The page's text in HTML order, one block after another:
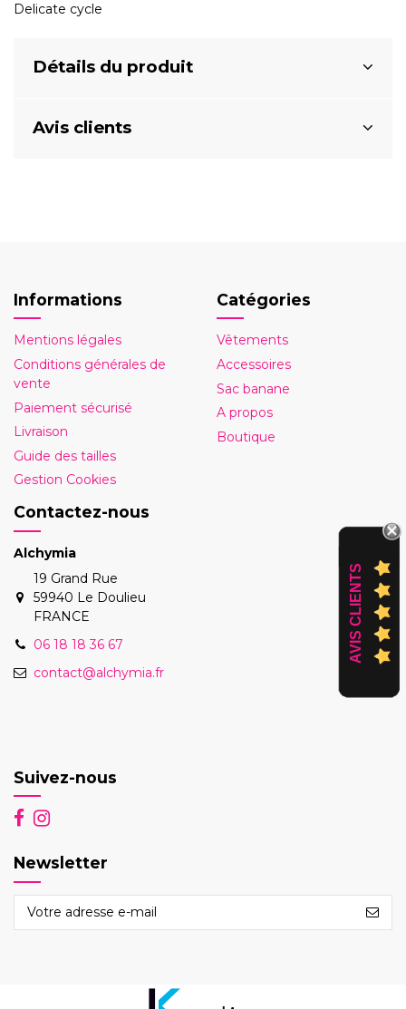
Delicate cycle
Détails du produit
Avis clients
Informations
Mentions légales
Conditions générales de
vente
Paiement sécurisé
Livraison
Guide des tailles
Gestion Cookies
Catégories
Vêtements
Accessoires
Sac banane
A propos
Boutique
Contactez-nous
Alchymia
19 Grand Rue
59940 Le Doulieu
FRANCE
06 18 18 36 67
contact@alchymia.fr
AVIS CLIENTS
Suivez-nous
Newsletter